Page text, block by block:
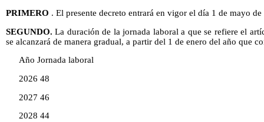
PRIMERO . El presente decreto entrará en vigor el día 1 de mayo
SEGUNDO. La duración de la jornada laboral a que se refiere el
se alcanzará de manera gradual, a partir del 1 de enero del año que
Año Jornada laboral
2026 48
2027 46
2028 44